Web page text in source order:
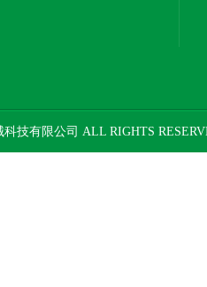
技有限公司 ALL RIGHTS